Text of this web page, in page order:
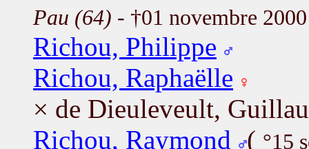
Pau (64) - †01 novembre
Richou, Philippe
Richou, Raphaëlle
× de Dieuleveult,
Richou, Raymond
( °15